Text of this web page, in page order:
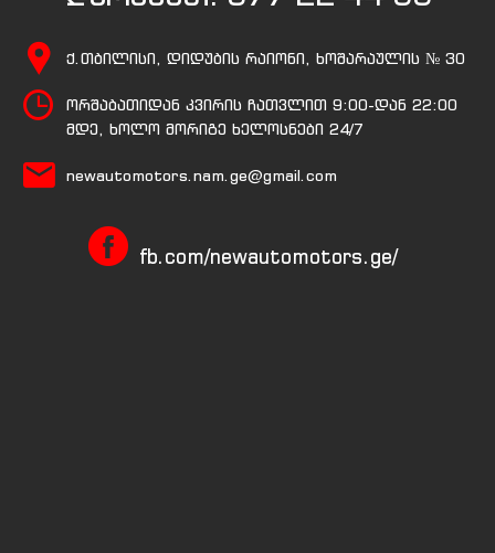
ქ.თბილისი, დიდუბის რაიონი, ხოშარაულის № 30
ორშაბათიდან კვირის ჩათვლით 9:00-დან 22:00
მდე, ხოლო მორიგე ხელოსნები 24/7
newautomotors.nam.ge@gmail.com
fb.com/newautomotors.ge/